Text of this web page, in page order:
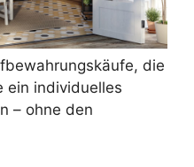
die
ein individuelles
– ohne den